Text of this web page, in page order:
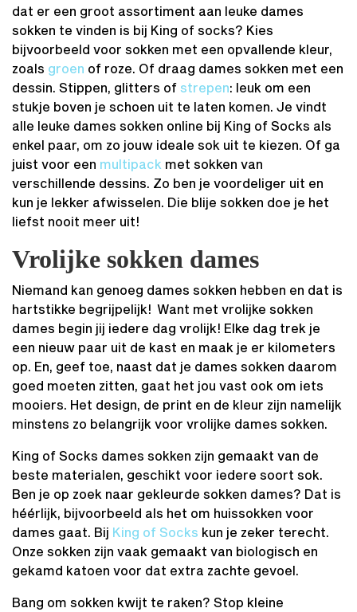
dat er een groot assortiment aan leuke dames
sokken te vinden is bij King of socks? Kies
bijvoorbeeld voor sokken met een opvallende kleur,
zoals groen of roze. Of draag dames sokken met een
dessin. Stippen, glitters of strepen: leuk om een
stukje boven je schoen uit te laten komen. Je vindt
alle leuke dames sokken online bij King of Socks als
enkel paar, om zo jouw ideale sok uit te kiezen. Of ga
juist voor een multipack met sokken van
verschillende dessins. Zo ben je voordeliger uit en
kun je lekker afwisselen. Die blije sokken doe je het
liefst nooit meer uit!
Vrolijke sokken dames
Niemand kan genoeg dames sokken hebben en dat is
hartstikke begrijpelijk! Want met vrolijke sokken
dames begin jij iedere dag vrolijk! Elke dag trek je
een nieuw paar uit de kast en maak je er kilometers
op. En, geef toe, naast dat je dames sokken daarom
goed moeten zitten, gaat het jou vast ook om iets
mooiers. Het design, de print en de kleur zijn namelijk
minstens zo belangrijk voor vrolijke dames sokken.
King of Socks dames sokken zijn gemaakt van de
beste materialen, geschikt voor iedere soort sok.
Ben je op zoek naar gekleurde sokken dames? Dat is
héérlijk, bijvoorbeeld als het om huissokken voor
dames gaat. Bij King of Socks kun je zeker terecht.
Onze sokken zijn vaak gemaakt van biologisch en
gekamd katoen voor dat extra zachte gevoel.
Bang om sokken kwijt te raken? Stop kleine